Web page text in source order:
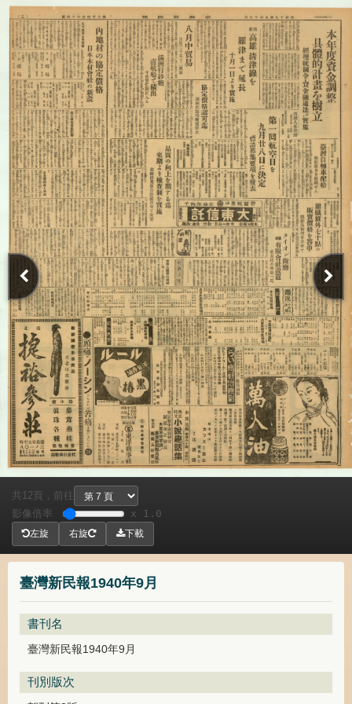
臺灣新民報1940年9月
書刊名
臺灣新民報1940年9月
刊別版次
共 12頁，
前往
影像倍率
x 1.0
左旋 右旋 下載